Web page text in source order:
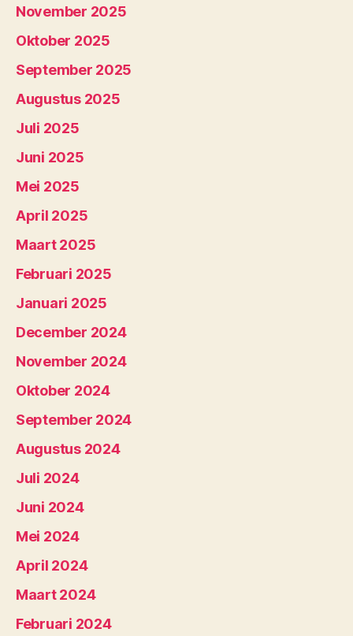
November 2025
Oktober 2025
September 2025
Augustus 2025
Juli 2025
Juni 2025
Mei 2025
April 2025
Maart 2025
Februari 2025
Januari 2025
December 2024
November 2024
Oktober 2024
September 2024
Augustus 2024
Juli 2024
Juni 2024
Mei 2024
April 2024
Maart 2024
Februari 2024